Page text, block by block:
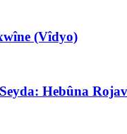
(Vîdyo)
Hebûna